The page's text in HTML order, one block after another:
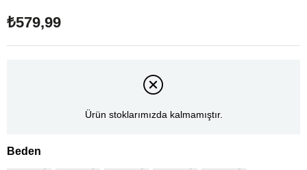
₺579,99
Ürün stoklarımızda kalmamıştır.
Beden